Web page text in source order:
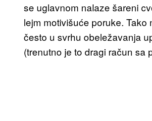
se uglavnom nalaze šareni
lejm motivišuće poruke.
često u svrhu obeležavanja
(trenutno je to dragi račun sa